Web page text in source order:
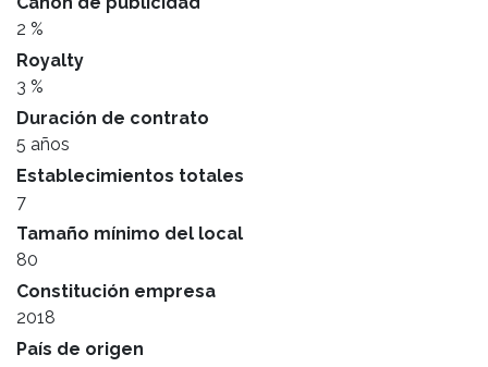
2 %
Royalty
3 %
Duración de contrato
5 años
Establecimientos totales
7
Tamaño mínimo del local
80
Constitución empresa
2018
País de origen